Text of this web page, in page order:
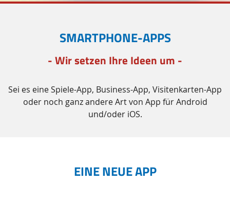
SMARTPHONE-APPS
- Wir setzen Ihre Ideen um -
Sei es eine Spiele-App, Business-App, Visitenkarten-App
oder noch ganz andere Art von App für Android
und/oder iOS.
EINE NEUE APP